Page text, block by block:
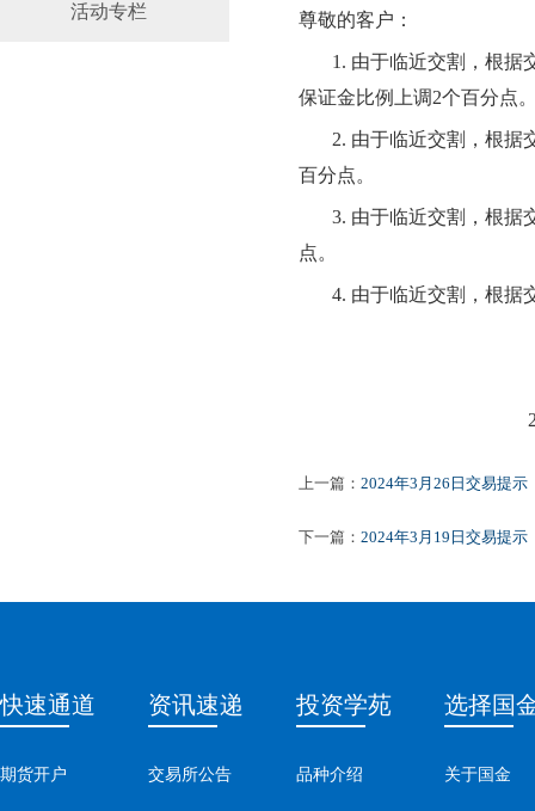
活动专栏 尊敬的客户：
1. 由于临近交割，根据
保证金比例上调2个百分点
2. 由于临近交割，根据
百分点。
3. 由于临近交割，根据
点。
4. 由于临近交割，根据
2024
上一篇： 2024年3月26日交易提示
下一篇： 2024年3月19日交易提示
快速通道
期货开户
资讯速递
交易所公告
投资学苑
品种介绍
选择国
关于国金